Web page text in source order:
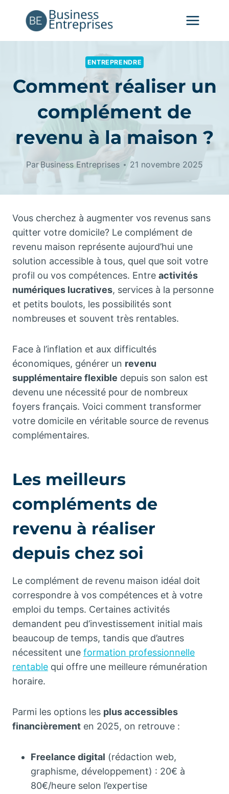
ENTREPRENDRE
Comment réaliser un
complément de
revenu à la maison ?
Par Business Entreprises 21 novembre 2025
Vous cherchez à augmenter vos revenus sans
quitter votre domicile? Le complément de
revenu maison représente aujourd’hui une
solution accessible à tous, quel que soit votre
profil ou vos compétences. Entre activités
numériques lucratives, services à la personne
et petits boulots, les possibilités sont
nombreuses et souvent très rentables.
Face à l’inflation et aux difficultés
économiques, générer un revenu
supplémentaire flexible depuis son salon est
devenu une nécessité pour de nombreux
foyers français. Voici comment transformer
votre domicile en véritable source de revenus
complémentaires.
Les meilleurs
compléments de
revenu à réaliser
depuis chez soi
Le complément de revenu maison idéal doit
correspondre à vos compétences et à votre
emploi du temps. Certaines activités
demandent peu d’investissement initial mais
beaucoup de temps, tandis que d’autres
nécessitent une formation professionnelle
rentable qui offre une meilleure rémunération
horaire.
Parmi les options les plus accessibles
financièrement en 2025, on retrouve :
Freelance digital (rédaction web,
graphisme, développement) : 20€ à
80€/heure selon l’expertise